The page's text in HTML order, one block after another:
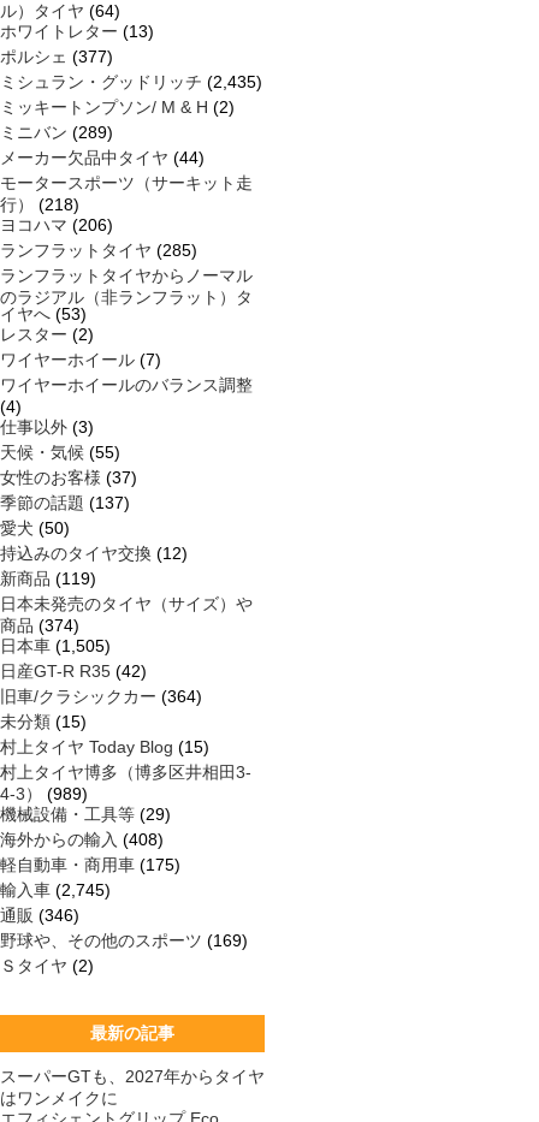
ル）タイヤ (64)
ホワイトレター (13)
ポルシェ (377)
ミシュラン・グッドリッチ (2,435)
ミッキートンプソン/ M & H (2)
ミニバン (289)
メーカー欠品中タイヤ (44)
モータースポーツ（サーキット走
行）
(218)
ヨコハマ (206)
ランフラットタイヤ (285)
ランフラットタイヤからノーマル
のラジアル（非ランフラット）タ
イヤへ (53)
レスター (2)
ワイヤーホイール (7)
ワイヤーホイールのバランス調整
(4)
仕事以外 (3)
天候・気候 (55)
女性のお客様 (37)
季節の話題 (137)
愛犬 (50)
持込みのタイヤ交換 (12)
新商品 (119)
日本未発売のタイヤ（サイズ）や
商品 (374)
日本車 (1,505)
日産GT-R R35 (42)
旧車/クラシックカー (364)
未分類 (15)
村上タイヤ Today Blog (15)
村上タイヤ博多（博多区井相田3-
4-3）
(989)
機械設備・工具等 (29)
海外からの輸入 (408)
軽自動車・商用車 (175)
輸入車 (2,745)
通販 (346)
野球や、その他のスポーツ (169)
Ｓタイヤ (2)
最新の記事
スーパーGTも、2027年からタイヤ
はワンメイクに